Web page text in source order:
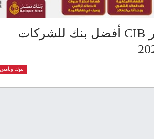
يوروموني: البنك التجاري الدولي- مصر CIB أفضل بنك للشركات
بنوك وتأمين